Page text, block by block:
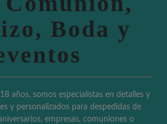
Boda y
años, somos especialistas en detalles y
y personalizados para despedidas de
empresas, comuniones o